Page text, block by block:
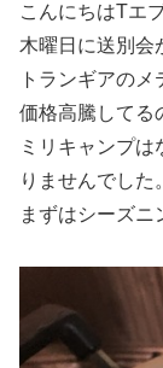
こんにちはTエ
木曜日に送別会
トランギアの
価格高騰してる
ミリキャンプ
りませんでした
まずはシーズニ